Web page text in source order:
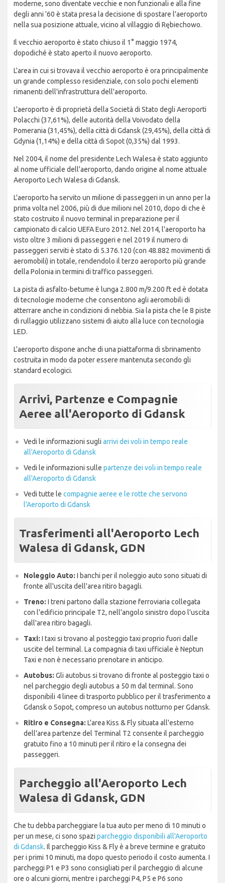
moderne, sono diventate vecchie e non funzionali e alla fine
degli anni '60 è stata presa la decisione di spostare l'aeroporto
nella sua posizione attuale, vicino al villaggio di Rębiechowo.
Il vecchio aeroporto è stato chiuso il 1° maggio 1974,
dopodiché è stato aperto il nuovo aeroporto.
L'area in cui si trovava il vecchio aeroporto è ora principalmente
un grande complesso residenziale, con solo pochi elementi
rimanenti dell'infrastruttura dell'aeroporto.
L'aeroporto è di proprietà della Società di Stato degli Aeroporti
Polacchi (37,61%), delle autorità della Voivodato della
Pomerania (31,45%), della città di Gdansk (29,45%), della città di
Gdynia (1,14%) e della città di Sopot (0,35%) dal 1993.
Nel 2004, il nome del presidente Lech Walesa è stato aggiunto
al nome ufficiale dell'aeroporto, dando origine al nome attuale
Aeroporto Lech Walesa di Gdansk.
L'aeroporto ha servito un milione di passeggeri in un anno per la
prima volta nel 2006, più di due milioni nel 2010, dopo di che è
stato costruito il nuovo terminal in preparazione per il
campionato di calcio UEFA Euro 2012. Nel 2014, l'aeroporto ha
visto oltre 3 milioni di passeggeri e nel 2019 il numero di
passeggeri serviti è stato di 5.376.120 (con 48.882 movimenti di
aeromobili) in totale, rendendolo il terzo aeroporto più grande
della Polonia in termini di traffico passeggeri.
La pista di asfalto-betume è lunga 2.800 m/9.200 ft ed è dotata
di tecnologie moderne che consentono agli aeromobili di
atterrare anche in condizioni di nebbia. Sia la pista che le 8 piste
di rullaggio utilizzano sistemi di aiuto alla luce con tecnologia
LED.
L'aeroporto dispone anche di una piattaforma di sbrinamento
costruita in modo da poter essere mantenuta secondo gli
standard ecologici.
Arrivi, Partenze e Compagnie
Aeree all'Aeroporto di Gdansk
Vedi le informazioni sugli arrivi dei voli in tempo reale
all'Aeroporto di Gdansk
Vedi le informazioni sulle partenze dei voli in tempo reale
all'Aeroporto di Gdansk
Vedi tutte le compagnie aeree e le rotte che servono
l'Aeroporto di Gdansk
Trasferimenti all'Aeroporto Lech
Walesa di Gdansk, GDN
Noleggio Auto: I banchi per il noleggio auto sono situati di
fronte all'uscita dell'area ritiro bagagli.
Treno: I treni partono dalla stazione ferroviaria collegata
con l'edificio principale T2, nell'angolo sinistro dopo l'uscita
dall'area ritiro bagagli.
Taxi: I taxi si trovano al posteggio taxi proprio fuori dalle
uscite del terminal. La compagnia di taxi ufficiale è Neptun
Taxi e non è necessario prenotare in anticipo.
Autobus: Gli autobus si trovano di fronte al posteggio taxi o
nel parcheggio degli autobus a 50 m dal terminal. Sono
disponibili 4 linee di trasporto pubblico per il trasferimento a
Gdansk o Sopot, compreso un autobus notturno per Gdansk.
Ritiro e Consegna: L'area Kiss & Fly situata all'esterno
dell'area partenze del Terminal T2 consente il parcheggio
gratuito fino a 10 minuti per il ritiro e la consegna dei
passeggeri.
Parcheggio all'Aeroporto Lech
Walesa di Gdansk, GDN
Che tu debba parcheggiare la tua auto per meno di 10 minuti o
per un mese, ci sono spazi parcheggio disponibili all'Aeroporto
di Gdansk. Il parcheggio Kiss & Fly è a breve termine e gratuito
per i primi 10 minuti, ma dopo questo periodo il costo aumenta. I
parcheggi P1 e P3 sono consigliati per il parcheggio di alcune
ore o alcuni giorni, mentre i parcheggi P4, P5 e P6 sono